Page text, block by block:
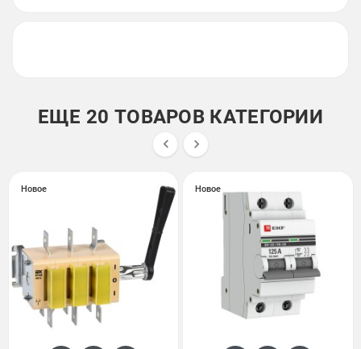
ЕЩЕ 20 ТОВАРОВ КАТЕГОРИИ
 
Новое Новое